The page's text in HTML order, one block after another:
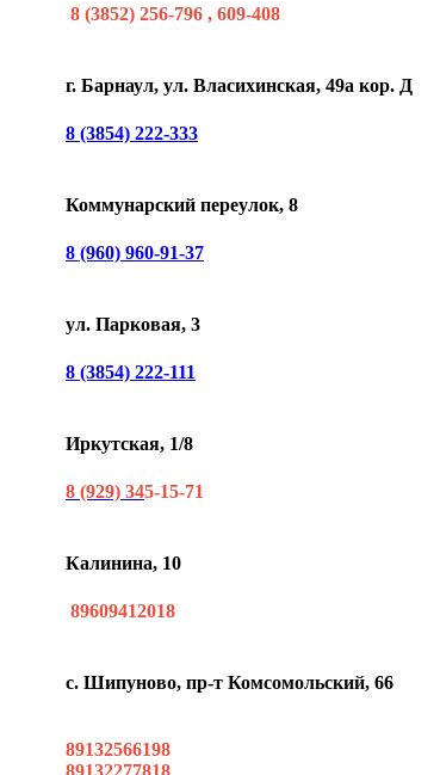
8 (3852) 256-796 , 609-408
г. Барнаул, ул. Власихинская, 49а кор. Д
8 (3854) 222-333
Коммунарский переулок, 8
8 (960) 960-91-37
ул. Парковая, 3
8 (3854) 222-111
Иркутская, 1/8
8 (929) 345-15-71
Калинина, 10
89609412018
с. Шипуново, пр-т Комсомольский, 66
89132566198
89132277818